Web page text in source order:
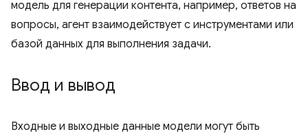
модель для генерации контента, например, ответов на
вопросы, агент взаимодействует с инструментами или
базой данных для выполнения задачи.
Ввод и вывод
Входные и выходные данные модели могут быть